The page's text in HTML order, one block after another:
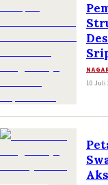
10 Juli